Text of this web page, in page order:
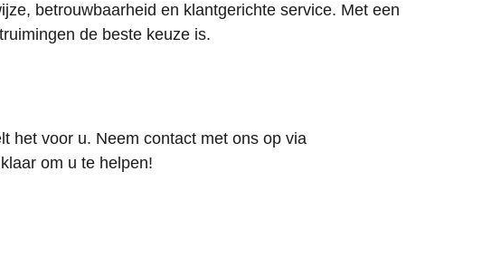
betrouwbaarheid en klantgerichte service. Met een
de beste keuze is.
het voor u. Neem contact met ons op via
om u te helpen!